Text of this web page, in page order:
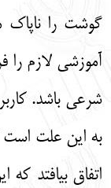
گوشت را ناپاک
آموزشی لازم را
شرعی باشد.
به این علت
اتفاق بیافتد